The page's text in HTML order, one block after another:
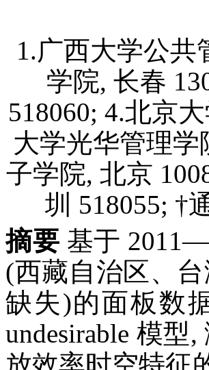
1.广西大学公共
学院, 长春
518060; 4.北京
大学光华管理学
子学院, 北京
圳 518055; †
摘要 基于
(西藏自治区、
缺失)的面板数
undesirable 模